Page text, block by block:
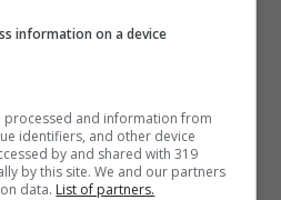
un nuovo post da
seguaci. Da tener
deve accontentare un
Instagram incredibile:
information on a device
processed and information from
identifiers, and other device
by and shared with 319
by this site. We and our partners
data. List of partners.